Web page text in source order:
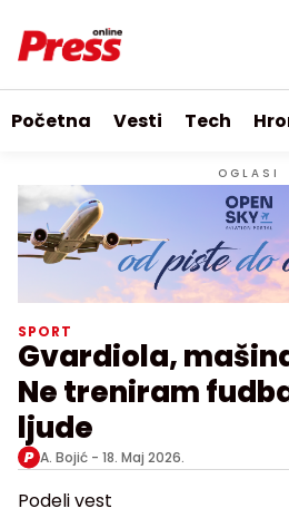
Početna Vesti Tech
OGLASI
SPORT
Gvardiola,
Ne treniram
ljude
A. Bojić - 18. Maj 2026.
Podeli vest